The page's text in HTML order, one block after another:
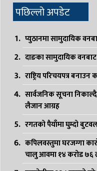
पछिल्लो अपडेट
प्युठानमा सामुदायिक
दाङका सामुदायिक
राष्ट्रिय परिचयपत्र बनाउन
सार्वजनिक सूचना
लैजान आग्रह
रगतको पैयाँमा घुम्दो
कपिलवस्तुमा घरजग्गा
चालु आवमा १४ करोड